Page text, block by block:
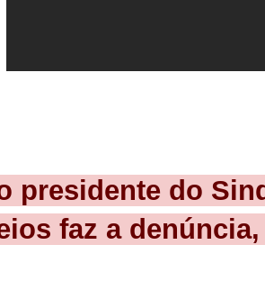
presidente do
faz a